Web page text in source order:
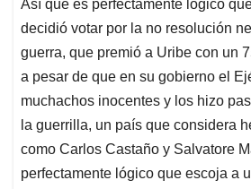
Así que es perfectamente lógico
decidió votar por la no resolución
guerra, que premió a Uribe con un
a pesar de que en su gobierno el
muchachos inocentes y los hizo
la guerrilla, un país que considera
como Carlos Castaño y Salvatore
perfectamente lógico que escoja a